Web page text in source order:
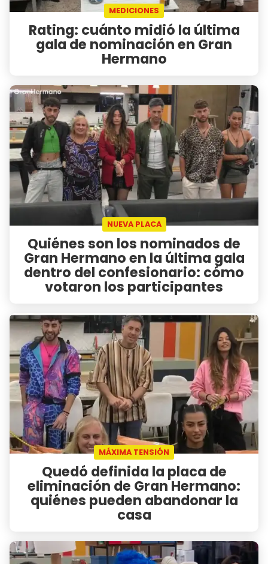
MEDICIONES
Rating: cuánto midió la última
gala de nominación en Gran
Hermano
NUEVA PLACA
Quiénes son los nominados de
Gran Hermano en la última gala
dentro del confesionario: cómo
votaron los participantes
MÁXIMA TENSIÓN
Quedó definida la placa de
eliminación de Gran Hermano:
quiénes pueden abandonar la
casa